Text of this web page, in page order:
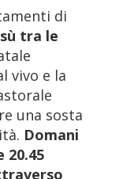
di
tra le
vivo e la
una sosta
Domani
20.45